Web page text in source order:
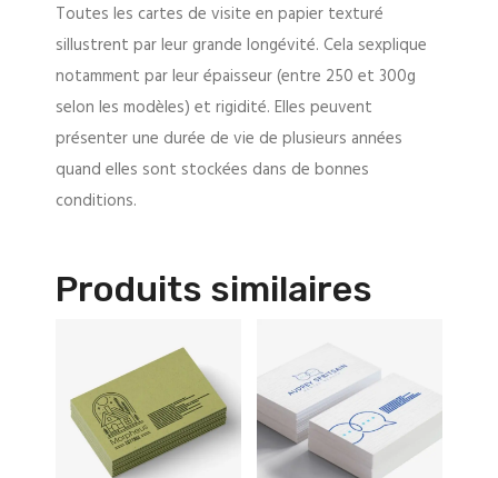
Toutes les cartes de visite en papier texturé
sillustrent par leur grande longévité. Cela sexplique
notamment par leur épaisseur (entre 250 et 300g
selon les modèles) et rigidité. Elles peuvent
présenter une durée de vie de plusieurs années
quand elles sont stockées dans de bonnes
conditions.
Produits similaires